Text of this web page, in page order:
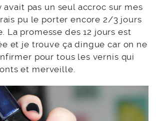
avait pas un seul accroc sur mes
pu le porter encore 2/3 jours
La promesse des 12 jours est
et je trouve ça dingue car on ne
pour tous les vernis qui
et merveille.